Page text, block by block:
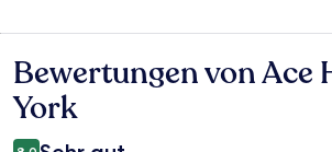
Bewertungen
Bewertungen von Ace
York